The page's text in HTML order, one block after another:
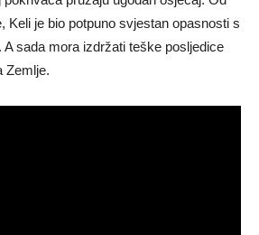
Keli je bio potpuno svjestan opasnosti s
sada mora izdržati teške posljedice
Zemlje.